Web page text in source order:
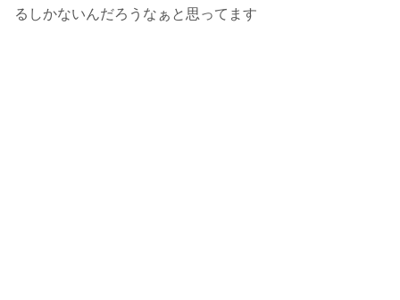
るしかないんだろうなぁと思ってます